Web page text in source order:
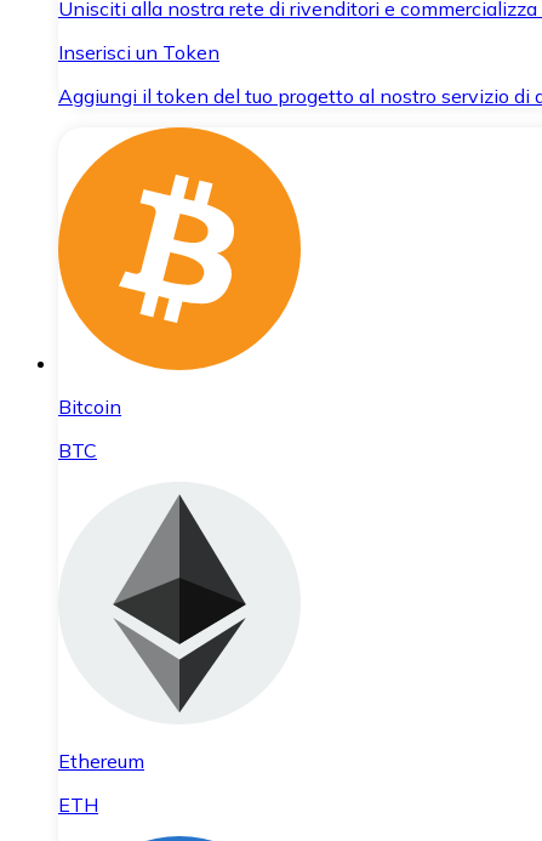
Unisciti alla nostra rete di rivenditori e
Inserisci un Token
Aggiungi il token del tuo progetto al nostro servizio di
Bitcoin
BTC
Ethereum
ETH